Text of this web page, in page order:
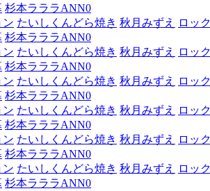
杉本ラララANN0
ン たいしくんどら焼き 秋月みずえ ロッ
杉本ラララANN0
ン たいしくんどら焼き 秋月みずえ ロッ
杉本ラララANN0
ン たいしくんどら焼き 秋月みずえ ロッ
杉本ラララANN0
ン たいしくんどら焼き 秋月みずえ ロッ
杉本ラララANN0
ン たいしくんどら焼き 秋月みずえ ロッ
杉本ラララANN0
ン たいしくんどら焼き 秋月みずえ ロッ
杉本ラララANN0